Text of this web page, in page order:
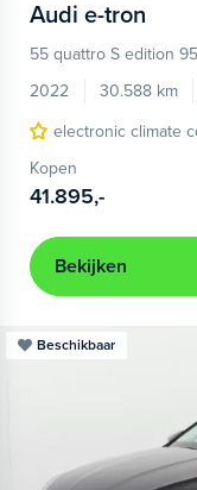
Audi e-tron
55 quattro S edition
2022
30.588 km
electronic climate
Kopen
41.895,-
Bekijken
Beschikbaar